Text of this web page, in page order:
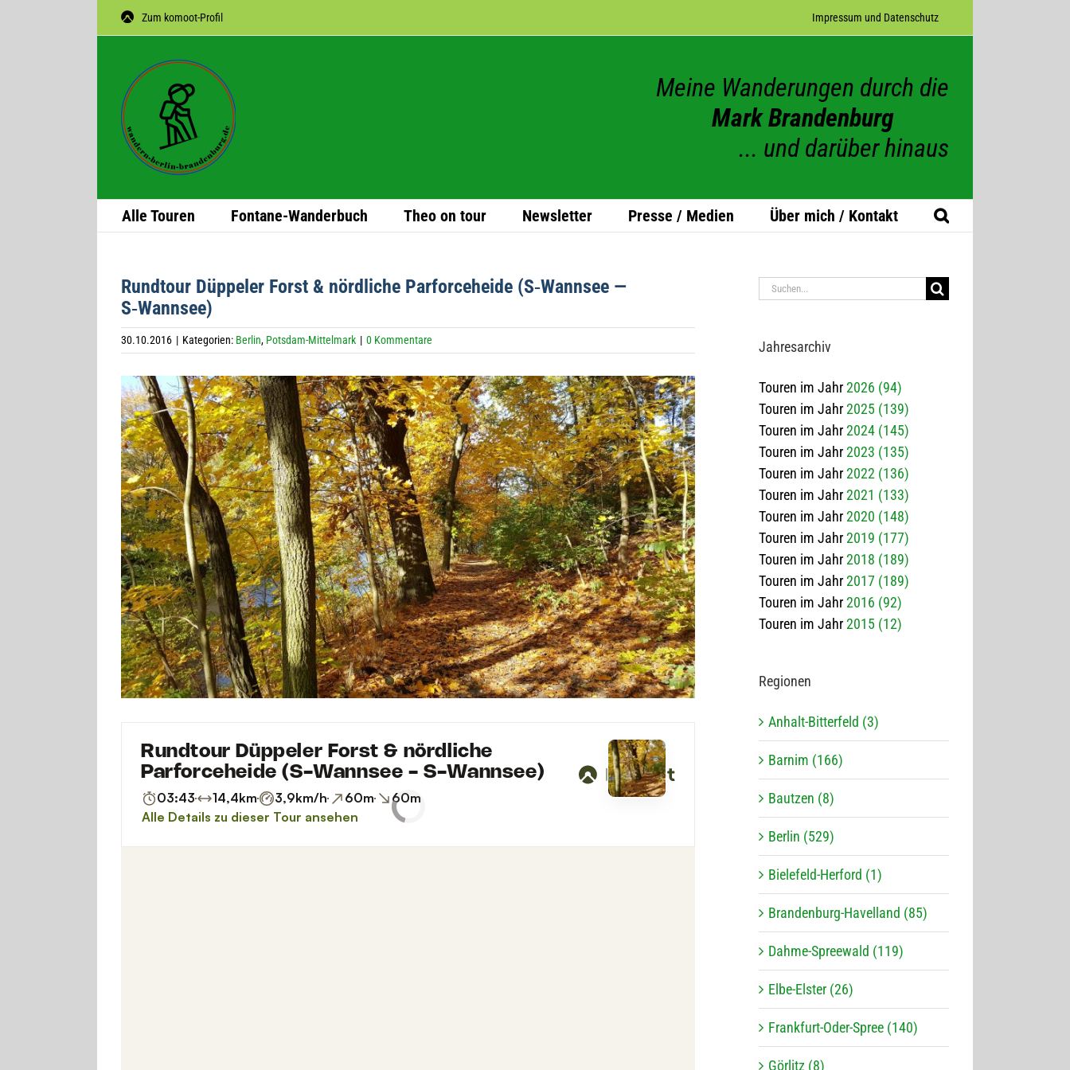
Zum komoot-Profil Impres­sum und Datenschutz
Meine Wanderungen durch die
Mark Brandenburg
... und darüber hinaus
Alle Tou­ren Fon­­tane-Wan­­der­­buch Theo on tour News­let­ter Presse / Medien Über mich / Kontakt
Rund­tour Düp­pe­ler Forst & nörd­li­che Par­force­he­ide (S‑Wannsee —
S‑Wannsee)
30.10.2016 | Kategorien: Berlin, Potsdam-Mittelmark | 0 Kommentare
Zeige
grösseres
Bild
Suche
Jah­res­ar­chiv
Touren im Jahr2026 (94)
Touren im Jahr2025 (139)
Touren im Jahr2024 (145)
Touren im Jahr2023 (135)
Touren im Jahr2022 (136)
Touren im Jahr2021 (133)
Touren im Jahr2020 (148)
Touren im Jahr2019 (177)
Touren im Jahr2018 (189)
Touren im Jahr2017 (189)
Touren im Jahr2016 (92)
Touren im Jahr2015 (12)
Regio­nen
Anhalt-Bitterfeld (3)
Barnim (166)
Bautzen (8)
Berlin (529)
Bielefeld-Herford (1)
Brandenburg-Havelland (85)
Dahme-Spreewald (119)
Elbe-Elster (26)
Frankfurt-Oder-Spree (140)
Görlitz (8)